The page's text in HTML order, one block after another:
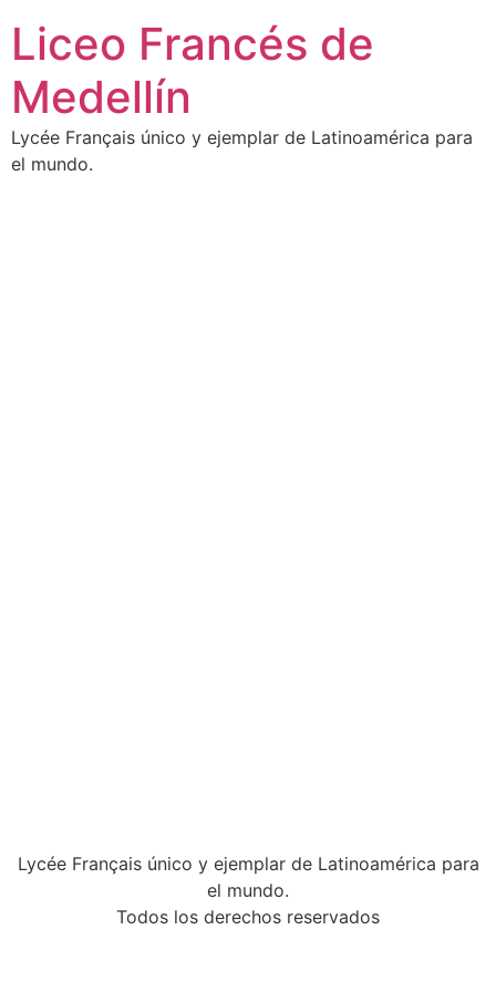
Liceo Francés de
Medellín
Lycée Français único y ejemplar de Latinoamérica para
el mundo.
Lycée Français único y ejemplar de Latinoamérica para
el mundo.
Todos los derechos reservados